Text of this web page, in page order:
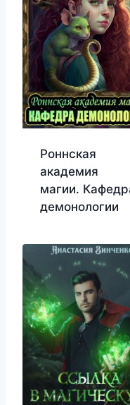
Роннская
академия
магии.
демонологии